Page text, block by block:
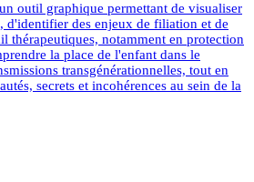
outil graphique permettant de visualiser
d'identifier des enjeux de filiation et de
thérapeutiques, notamment en protection
la place de l'enfant dans le
transgénérationnelles, tout en
secrets et incohérences au sein de la